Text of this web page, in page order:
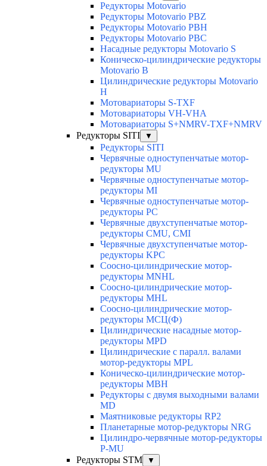
Редукторы Motovario
Редукторы Motovario PBZ
Редукторы Motovario PBH
Редукторы Motovario PBC
Насадные редукторы Motovario S
Коническо-цилиндрические редукторы
Motovario B
Цилиндрические редукторы Motovario
H
Мотовариаторы S-TXF
Мотовариаторы VH-VHA
Мотовариаторы S+NMRV-TXF+NMRV
Редукторы SITI
▼
Редукторы SITI
Червячные одноступенчатые мотор-
редукторы MU
Червячные одноступенчатые мотор-
редукторы MI
Червячные одноступенчатые мотор-
редукторы PC
Червячные двухступенчатые мотор-
редукторы CMU, CMI
Червячные двухступенчатые мотор-
редукторы KPC
Соосно-цилиндрические мотор-
редукторы MNHL
Соосно-цилиндрические мотор-
редукторы MHL
Соосно-цилиндрические мотор-
редукторы МСЦ(Ф)
Цилиндрические насадные мотор-
редукторы MPD
Цилиндрические с паралл. валами
мотор-редукторы MPL
Коническо-цилиндрические мотор-
редукторы MBH
Редукторы с двумя выходными валами
MD
Маятниковые редукторы RP2
Планетарные мотор-редукторы NRG
Цилиндро-червячные мотор-редукторы
P-MU
Редукторы STM
▼